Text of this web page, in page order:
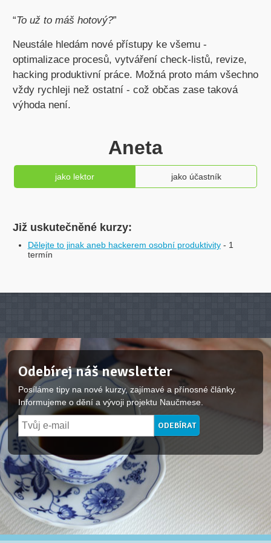
“To už to máš hotový?”
Neustále hledám nové přístupy ke všemu -
optimalizace procesů, vytváření check-listů, revize,
hacking produktivní práce. Možná proto mám všechno
vždy rychleji než ostatní - což občas zase taková
výhoda není.
Aneta
jako lektor jako účastník
Již uskutečněné kurzy:
Dělejte to jinak aneb hackerem osobní produktivity - 1
termín
Odebírej náš newsletter
Posíláme tipy na nové kurzy, zajímavé a přínosné články.
Informujeme o dění a vývoji projektu Naučmese.